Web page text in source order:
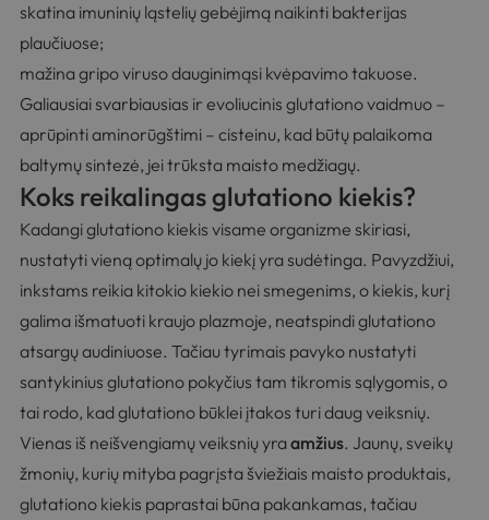
skatina imuninių ląstelių gebėjimą naikinti bakterijas
plaučiuose;
mažina gripo viruso dauginimąsi kvėpavimo takuose.
Galiausiai svarbiausias ir evoliucinis glutationo vaidmuo –
aprūpinti aminorūgštimi – cisteinu, kad būtų palaikoma
baltymų sintezė, jei trūksta maisto medžiagų.
Koks reikalingas glutationo kiekis?
Kadangi glutationo kiekis visame organizme skiriasi,
nustatyti vieną optimalų jo kiekį yra sudėtinga. Pavyzdžiui,
inkstams reikia kitokio kiekio nei smegenims, o kiekis, kurį
galima išmatuoti kraujo plazmoje, neatspindi glutationo
atsargų audiniuose. Tačiau tyrimais pavyko nustatyti
santykinius glutationo pokyčius tam tikromis sąlygomis, o
tai rodo, kad glutationo būklei įtakos turi daug veiksnių.
Vienas iš neišvengiamų veiksnių yraamžius. Jaunų, sveikų
žmonių, kurių mityba pagrįsta šviežiais maisto produktais,
glutationo kiekis paprastai būna pakankamas, tačiau